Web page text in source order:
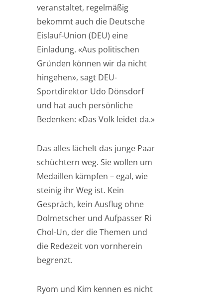
veranstaltet, regelmäßig
bekommt auch die Deutsche
Eislauf-Union (DEU) eine
Einladung. «Aus politischen
Gründen können wir da nicht
hingehen», sagt DEU-
Sportdirektor Udo Dönsdorf
und hat auch persönliche
Bedenken: «Das Volk leidet da.»
Das alles lächelt das junge Paar
schüchtern weg. Sie wollen um
Medaillen kämpfen – egal, wie
steinig ihr Weg ist. Kein
Gespräch, kein Ausflug ohne
Dolmetscher und Aufpasser Ri
Chol-Un, der die Themen und
die Redezeit von vornherein
begrenzt.
Ryom und Kim kennen es nicht